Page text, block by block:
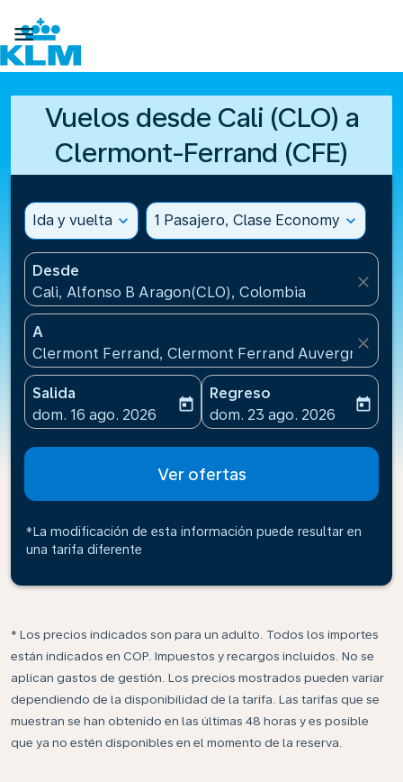

Vuelos desde Cali (CLO) a
Clermont-Ferrand (CFE)
Ida y vuelta expand_more 1 Pasajero, Clase Economy expand_more
Desde
Cali, Alfonso B Aragon(CLO), Colombia
close
A
Clermont Ferrand, Clermont Ferrand Auvergne
close
Salida
fc-booking-departure-date-aria-label
dom. 16 ago. 2026
today
Regreso
fc-booking-return-date-
dom. 23 ago. 2026
today
Ver ofertas
*La modificación de esta información puede resultar en
una tarifa diferente
* Los precios indicados son para un adulto. Todos los importes
están indicados en COP. Impuestos y recargos incluidos. No se
aplican gastos de gestión. Los precios mostrados pueden variar
dependiendo de la disponibilidad de la tarifa. Las tarifas que se
muestran se han obtenido en las últimas 48 horas y es posible
que ya no estén disponibles en el momento de la reserva.